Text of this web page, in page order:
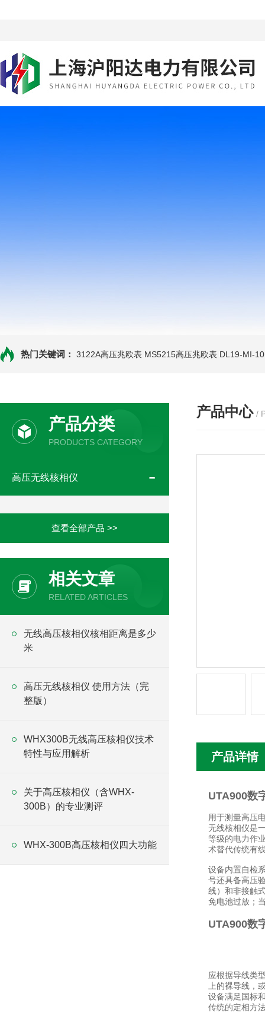
热门关键词： 3122A高压兆欧表 MS5215高压兆欧表 DL19-MI-
产品分类
PRODUCTS CATEGORY
高压无线核相仪
查看全部产品 >>
相关文章
RELATED ARTICLES
无线高压核相仪核相距离是多少
米
高压无线核相仪 使用方法（完
整版）
WHX300B无线高压核相仪技术
特性与应用解析
关于高压核相仪（含WHX-
300B）的专业测评
WHX-300B高压核相仪四大功能
产品中心 /
产品详情
UTA900数
用于测量高压
无线核相仪是
等级的电力作
术替代传统有
设备内置自检
号还具备高压
线）和非接触
免电池过放；
UTA900数
应根据导线类
上的裸导线，
设备满足国标
传统的定相方